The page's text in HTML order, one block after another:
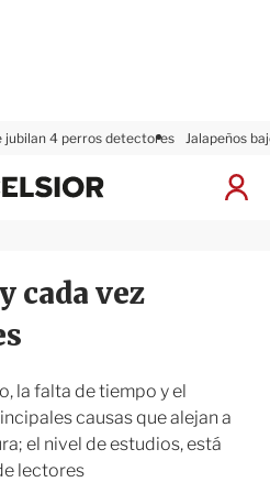
jubilan 4 perros detectores Jalapeños
I
x
i
cada vez
la falta de tiempo y el
causas que alejan a
el nivel de estudios, está
lectores